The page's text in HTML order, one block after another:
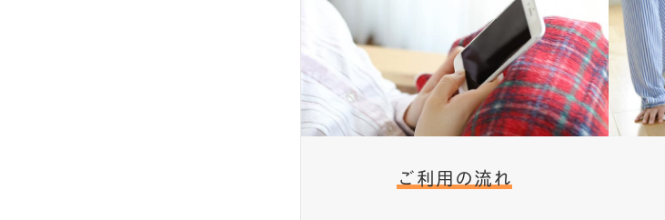
ご利用の流れ